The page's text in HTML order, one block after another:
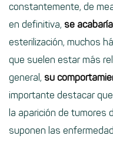
constantemente, de
en definitiva, se
esterilización, muchos
que suelen estar más
general, su
importante destacar
la aparición de tumores
suponen las